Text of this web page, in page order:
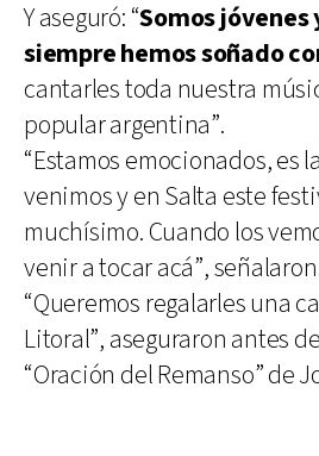
Y aseguró: “Somos jóvenes
siempre hemos soñado
cantarles toda nuestra
popular argentina”.
“Estamos emocionados, es
venimos y en Salta este
muchísimo. Cuando los
venir a tocar acá”,
“Queremos regalarles una
Litoral”, aseguraron antes
“Oración del Remanso” de